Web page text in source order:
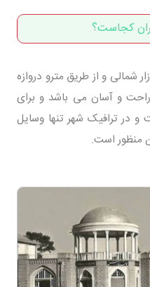
کجاست؟
شمالی و از طریق مترو دروازه
و آسان می باشد و برای
در ترافیک شهر تنها وسایل
منظور است.